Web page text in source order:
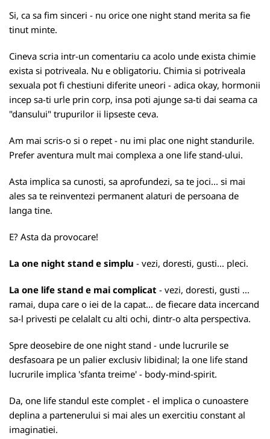
Si, ca sa fim sinceri - nu orice one night stand merita sa fie
tinut minte.
Cineva scria intr-un comentariu ca acolo unde exista chimie
exista si potriveala. Nu e obligatoriu. Chimia si potriveala
sexuala pot fi chestiuni diferite uneori - adica okay, hormonii
incep sa-ti urle prin corp, insa poti ajunge sa-ti dai seama ca
"dansului" trupurilor ii lipseste ceva.
Am mai scris-o si o repet - nu imi plac one night standurile.
Prefer aventura mult mai complexa a one life stand-ului.
Asta implica sa cunosti, sa aprofundezi, sa te joci... si mai
ales sa te reinventezi permanent alaturi de persoana de
langa tine.
E? Asta da provocare!
La one night stand e simplu - vezi, doresti, gusti... pleci.
La one life stand e mai complicat - vezi, doresti, gusti ...
ramai, dupa care o iei de la capat... de fiecare data incercand
sa-l privesti pe celalalt cu alti ochi, dintr-o alta perspectiva.
Spre deosebire de one night stand - unde lucrurile se
desfasoara pe un palier exclusiv libidinal; la one life stand
lucrurile implica 'sfanta treime' - body-mind-spirit.
Da, one life standul este complet - el implica o cunoastere
deplina a partenerului si mai ales un exercitiu constant al
imaginatiei.